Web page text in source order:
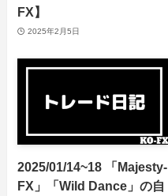
FX】
2025年2月5日
2025/01/14~18 「Majesty-
FX」「Wild Dance」の自